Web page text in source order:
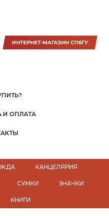
И ОПЛАТА
КАНЦЕЛЯРИЯ
СУМКИ ЗНАЧКИ
КНИГИ